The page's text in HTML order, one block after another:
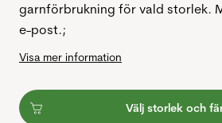
garnförbrukning för vald storlek.
e-post.;
Visa mer information
Välj storlek och